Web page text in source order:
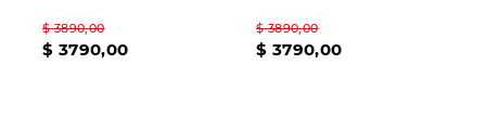
$ 3890,00
$ 3790,00
$ 3890,00
$ 3790,00